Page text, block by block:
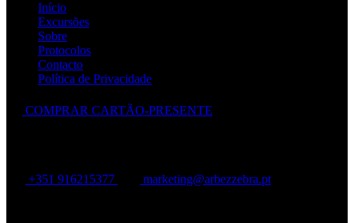
Início
Excursões
Sobre
Protocolos
Contacto
Política de Privacidade
COMPRAR CARTÃO-PRESENTE
+351 916215377 marketing@arbezzebra.pt